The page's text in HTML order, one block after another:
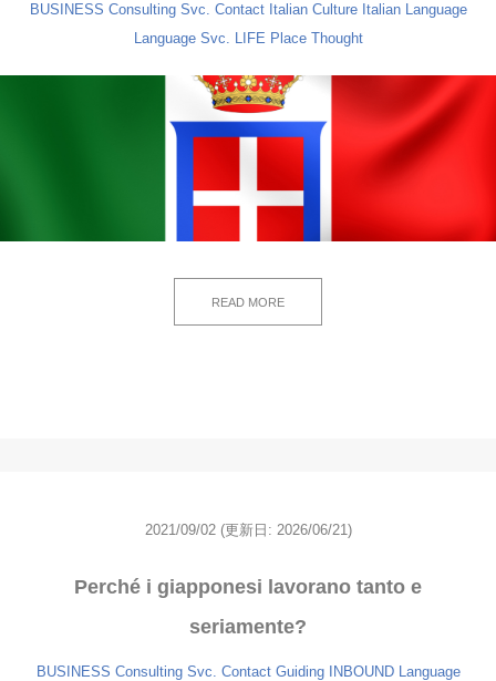
BUSINESS Consulting Svc. Contact Italian Culture Italian Language
Language Svc. LIFE Place Thought
READ MORE
2021/09/02 (更新日: 2026/06/21)
Perché i giapponesi lavorano tanto e
seriamente?
BUSINESS Consulting Svc. Contact Guiding INBOUND Language